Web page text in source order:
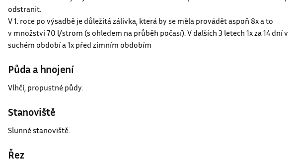
nutné kontrolovat, aby nedošlo k zaškrcení stromu a po zhruba 3 letech se může opora
odstranit.
V 1. roce po výsadbě je důležitá zálivka, která by se měla provádět aspoň 8x a to
v množství 70 l/strom (s ohledem na průběh počasí). V dalších 3 letech 1x za 14 dní v
Půda a hnojení